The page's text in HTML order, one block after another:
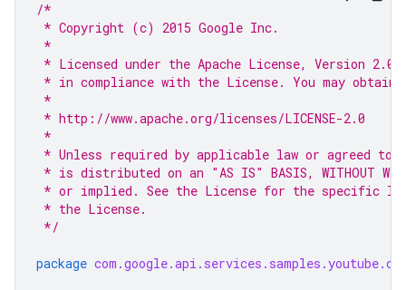
/*
* Copyright (c) 2015 Google Inc.
*
* Licensed under the Apache License, Version
* in compliance with the License. You may
*
* http://www.apache.org/licenses/LICENSE-2.0
*
* Unless required by applicable law or agreed
* is distributed on an "AS IS" BASIS, WITHOUT
* or implied. See the License for the specific
* the License.
*/
package